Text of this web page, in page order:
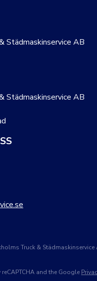
Städmaskinservice AB
Städmaskinservice AB
Truck & Städmaskinservice
and the Google